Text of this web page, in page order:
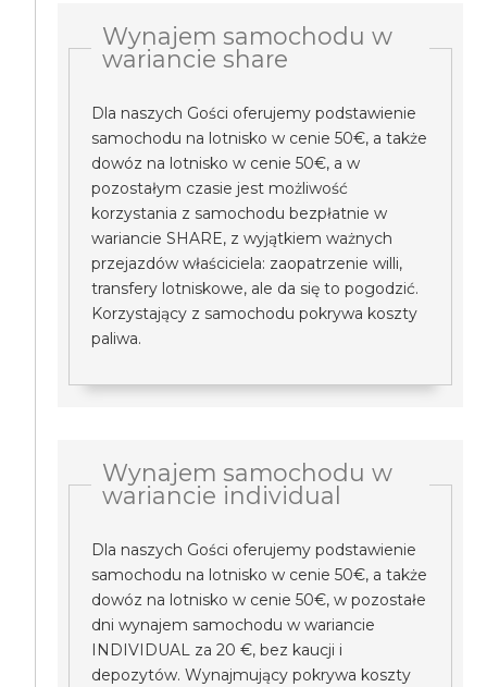
Wynajem samochodu w
wariancie share
Dla naszych Gości oferujemy podstawienie
samochodu na lotnisko w cenie 50€, a także
dowóz na lotnisko w cenie 50€, a w
pozostałym czasie jest możliwość
korzystania z samochodu bezpłatnie w
wariancie SHARE, z wyjątkiem ważnych
przejazdów właściciela: zaopatrzenie willi,
transfery lotniskowe, ale da się to pogodzić.
Korzystający z samochodu pokrywa koszty
paliwa.
Wynajem samochodu w
wariancie individual
Dla naszych Gości oferujemy podstawienie
samochodu na lotnisko w cenie 50€, a także
dowóz na lotnisko w cenie 50€, w pozostałe
dni wynajem samochodu w wariancie
INDIVIDUAL za 20 €, bez kaucji i
depozytów. Wynajmujący pokrywa koszty